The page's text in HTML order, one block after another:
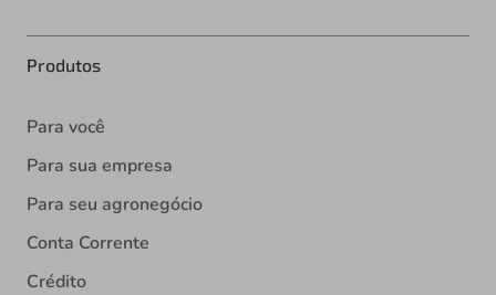
Produtos
Para você
Para sua empresa
Para seu agronegócio
Conta Corrente
Crédito